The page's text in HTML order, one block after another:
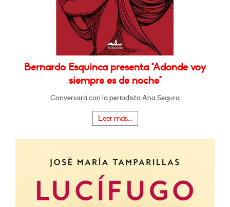
Bernardo Esquinca presenta "Adonde voy
siempre es de noche"
Conversará con la periodista Ana Segura
Leer más...